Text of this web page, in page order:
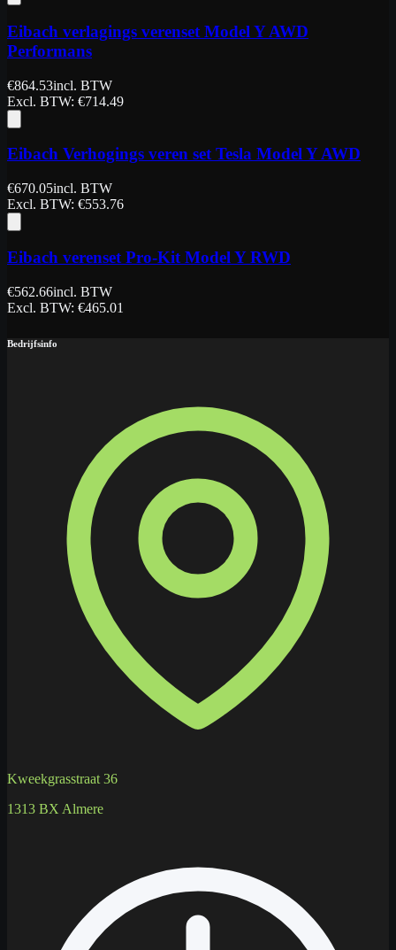
Eibach verlagings verenset Model Y AWD
Performans
€864.53incl. BTW
Excl. BTW: €714.49
Eibach Verhogings veren set Tesla Model Y AWD
€670.05incl. BTW
Excl. BTW: €553.76
Eibach verenset Pro-Kit Model Y RWD
€562.66incl. BTW
Excl. BTW: €465.01
Bedrijfsinfo
Kweekgrasstraat 36
1313 BX Almere